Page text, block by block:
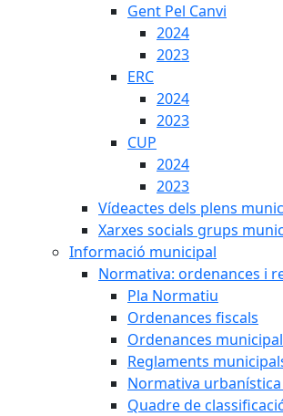
Gent Pel Canvi
2024
2023
ERC
2024
2023
CUP
2024
2023
Vídeactes dels plens
Xarxes socials grups
Informació municipal
Normativa: ordenances i
Pla Normatiu
Ordenances fiscals
Ordenances
Reglaments
Normativa urbanística
Quadre de